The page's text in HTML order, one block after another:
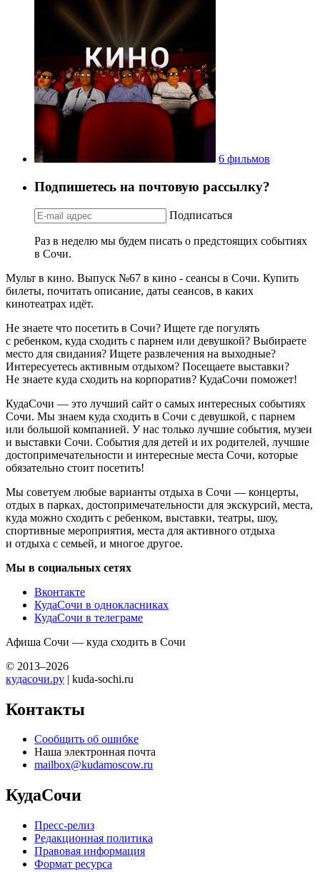
6 фильмов
Подпишетесь на почтовую рассылку?
Подписаться
Раз в неделю мы будем писать о предстоящих событиях
в Сочи.
Мульт в кино. Выпуск №67 в кино - сеансы в Сочи. Купить
билеты, почитать описание, даты сеансов, в каких
кинотеатрах идёт.
Не знаете что посетить в Сочи? Ищете где погулять
с ребенком, куда сходить с парнем или девушкой? Выбираете
место для свидания? Ищете развлечения на выходные?
Интересуетесь активным отдыхом? Посещаете выставки?
Не знаете куда сходить на корпоратив? КудаСочи поможет!
КудаСочи — это лучший сайт о самых интересных событиях
Сочи. Мы знаем куда сходить в Сочи с девушкой, с парнем
или большой компанией. У нас только лучшие события, музеи
и выставки Сочи. События для детей и их родителей, лучшие
достопримечательности и интересные места Сочи, которые
обязательно стоит посетить!
Мы советуем любые варианты отдыха в Сочи — концерты,
отдых в парках, достопримечательности для экскурсий, места,
куда можно сходить с ребенком, выставки, театры, шоу,
спортивные мероприятия, места для активного отдыха
и отдыха с семьей, и многое другое.
Мы в социальных сетях
Вконтакте
КудаСочи в однокласниках
КудаСочи в телеграме
Афиша Сочи — куда сходить в Сочи
© 2013–2026
кудасочи.ру | kuda-sochi.ru
Контакты
Сообщить об ошибке
Наша электронная почта
mailbox@kudamoscow.ru
КудаСочи
Пресс-релиз
Редакционная политика
Правовая информация
Формат ресурса